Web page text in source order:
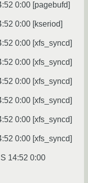
0:00 [pagebufd]
0:00 [kseriod]
0:00 [xfs_syncd]
0:00 [xfs_syncd]
0:00 [xfs_syncd]
0:00 [xfs_syncd]
0:00 [xfs_syncd]
0:00 [xfs_syncd]
14:52 0:00